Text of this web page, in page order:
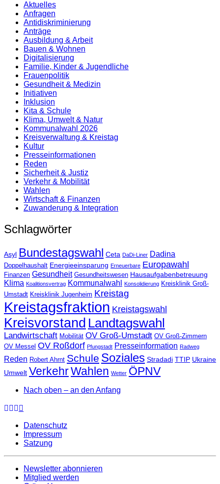
Aktuelles
Anfragen
Antidiskrimi­nierung
Anträge
Ausbildung & Arbeit
Bauen & Wohnen
Digitalisierung
Familie, Kinder & Jugendliche
Frauenpolitik
Gesundheit & Medizin
Initiativen
Inklusion
Kita & Schule
Klima, Umwelt & Natur
Kommunalwahl 2026
Kreisverwaltung & Kreistag
Kultur
Presse­informationen
Reden
Sicherheit & Justiz
Verkehr & Mobilität
Wahlen
Wirtschaft & Finanzen
Zuwanderung & Integration
Schlagwörter
Asyl Bundestagswahl Ceta DaDi-Liner Dadina
Doppelhaushalt Energieeinsparung Erneuerbare Europawahl
Finanzen Gesundheit Gesundheitswesen Hausaufgabenbetreuung
Klima Koalitionsvertrag Kommunalwahl Konsolidierung Kreisklinik Groß-
Umstadt Kreisklinik Jugenheim Kreistag
Kreistagsfraktion Kreistagswahl
Kreisvorstand Landtagswahl
Landwirtschaft Mobilität OV Groß-Umstadt OV Groß-Zimmern
OV Messel OV Roßdorf Pfungstadt Presseinformation Radweg
Reden Robert Ahrnt Schule Soziales Stradadi TTIP Ukraine
Umwelt VerkehrWahlen Wetter ÖPNV
Nach oben – an den Anfang
Datenschutz
Impressum
Satzung
Newsletter abonnieren
Mitglied werden